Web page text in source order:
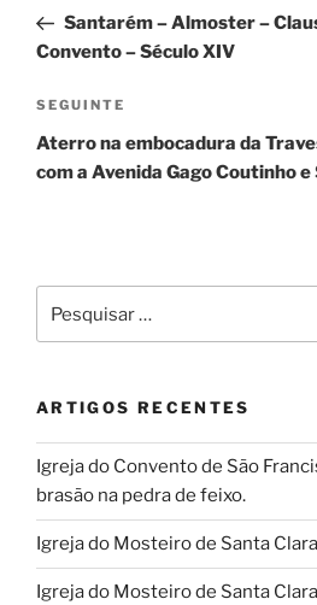
artigos
anterior
Santarém – Almoster –
Convento – Século XIV
Conteúdo
seguinte
SEGUINTE
Aterro na embocadura da
com a Avenida Gago Coutinho
por:
ARTIGOS RECENTES
Igreja do Convento de São
brasão na pedra de feixo.
Igreja do Mosteiro de Santa
Igreja do Mosteiro de Santa